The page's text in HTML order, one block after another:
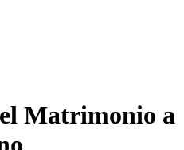
Matrimonio a